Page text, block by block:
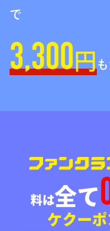
で
3,300円
料は全て
ケクーポ